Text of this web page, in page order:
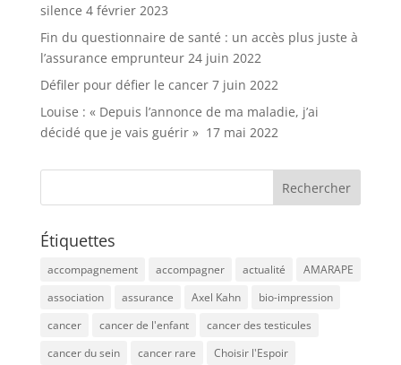
silence 4 février 2023
Fin du questionnaire de santé : un accès plus juste à
l’assurance emprunteur 24 juin 2022
Défiler pour défier le cancer 7 juin 2022
Louise : « Depuis l’annonce de ma maladie, j’ai
décidé que je vais guérir » 17 mai 2022
Étiquettes
accompagnement accompagner actualité
AMARAPE
association
assurance Axel Kahn
bio-impression
cancer
cancer de l'enfant
cancer des testicules
cancer du sein
cancer rare
Choisir l'Espoir